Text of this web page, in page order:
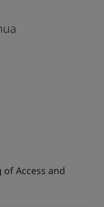
Access and